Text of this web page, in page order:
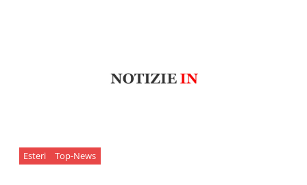
Esteri Top-News